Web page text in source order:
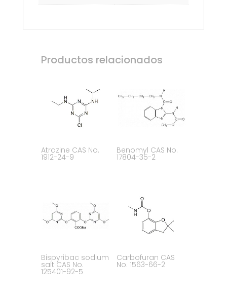
Productos relacionados
Atrazine CAS No.
1912-24-9
Benomyl CAS No.
17804-35-2
Bispyribac sodium
salt CAS No.
125401-92-5
Carbofuran CAS
No. 1563-66-2